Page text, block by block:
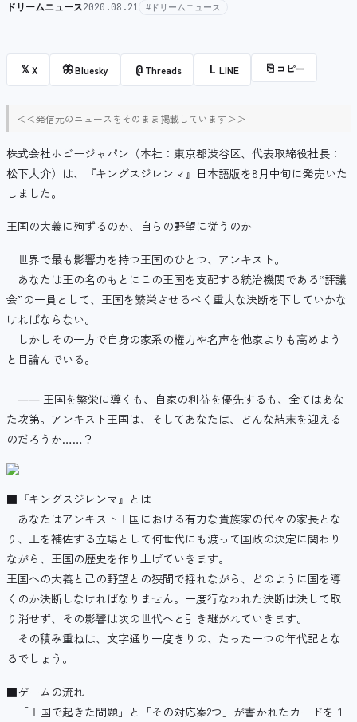
ドリームニュース2020.08.21 #ドリームニュース
𝕏X 🦋Bluesky @ Threads L LINE ⎘ コピー
＜＜発信元のニュースをそのまま掲載しています＞＞
株式会社ホビージャパン（本社：東京都渋谷区、代表取締役社長：
松下大介）は、『キングスジレンマ』日本語版を8月中旬に発売いた
しました。
王国の大義に殉ずるのか、自らの野望に従うのか
世界で最も影響力を持つ王国のひとつ、アンキスト。
あなたは王の名のもとにこの王国を支配する統治機関である“評議
会”の一員として、王国を繁栄させるべく重大な決断を下していかな
ければならない。
しかしその一方で自身の家系の権力や名声を他家よりも高めよう
と目論んでいる。
―― 王国を繁栄に導くも、自家の利益を優先するも、全てはあな
た次第。アンキスト王国は、そしてあなたは、どんな結末を迎える
のだろうか……？
■『キングスジレンマ』とは
あなたはアンキスト王国における有力な貴族家の代々の家長とな
り、王を補佐する立場として何世代にも渡って国政の決定に関わり
ながら、王国の歴史を作り上げていきます。
王国への大義と己の野望との狭間で揺れながら、どのように国を導
くのか決断しなければなりません。一度行なわれた決断は決して取
り消せず、その影響は次の世代へと引き継がれていきます。
その積み重ねは、文字通り一度きりの、たった一つの年代記とな
るでしょう。
■ゲームの流れ
「王国で起きた問題」と「その対応案2つ」が書かれたカードを１